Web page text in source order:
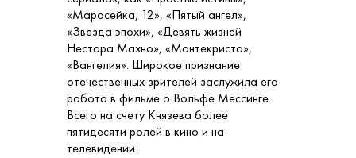
«Маросейка, 12», «Пятый ангел»,
«Звезда эпохи», «Девять жизней
Нестора Махно», «Монтекристо»,
«Вангелия». Широкое признание
отечественных зрителей заслужила его
работа в фильме о Вольфе Мессинге.
Всего на счету Князева более
пятидесяти ролей в кино и на
телевидении.